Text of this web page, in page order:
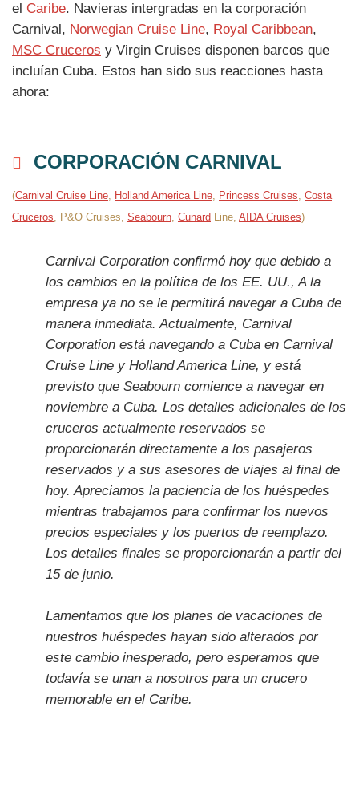
el Caribe. Navieras intergradas en la corporación
Carnival, Norwegian Cruise Line, Royal Caribbean,
MSC Cruceros y Virgin Cruises disponen barcos que
incluían Cuba. Estos han sido sus reacciones hasta
ahora:
CORPORACIÓN CARNIVAL
(Carnival Cruise Line Holland America Line Princess Cruises Costa
Cruceros , P&O Cruises, Seabourn Cunard Line, AIDA Cruises)
Carnival Corporation confirmó hoy que debido a
los cambios en la política de los EE. UU., A la
empresa ya no se le permitirá navegar a Cuba de
manera inmediata. Actualmente, Carnival
Corporation está navegando a Cuba en Carnival
Cruise Line y Holland America Line, y está
previsto que Seabourn comience a navegar en
noviembre a Cuba. Los detalles adicionales de los
cruceros actualmente reservados se
proporcionarán directamente a los pasajeros
reservados y a sus asesores de viajes al final de
hoy. Apreciamos la paciencia de los huéspedes
mientras trabajamos para confirmar los nuevos
precios especiales y los puertos de reemplazo.
Los detalles finales se proporcionarán a partir del
15 de junio.
Lamentamos que los planes de vacaciones de
nuestros huéspedes hayan sido alterados por
este cambio inesperado, pero esperamos que
todavía se unan a nosotros para un crucero
memorable en el Caribe.